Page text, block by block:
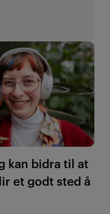
kan bidra til at
et godt sted å